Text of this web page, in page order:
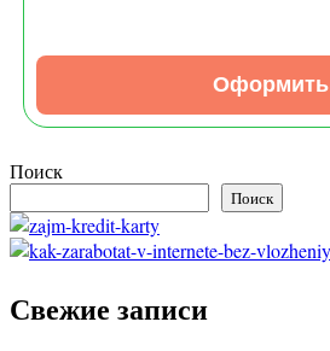
Оформить
Поиск
Поиск
Свежие записи